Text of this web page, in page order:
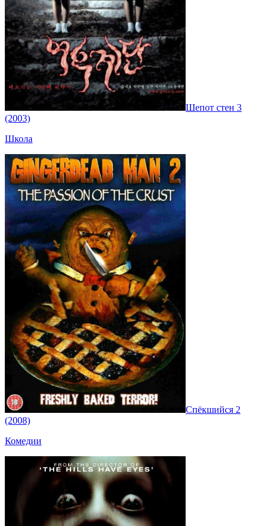
Шепот стен 3
(2003)
Школа
Спёкшийся 2
(2008)
Комедии